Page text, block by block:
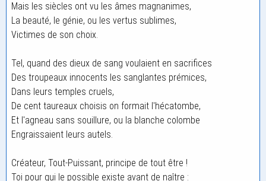
Mais les siècles ont vu les âmes magnanimes,
La beauté, le génie, ou les vertus sublimes,
Victimes de son choix.
Tel, quand des dieux de sang voulaient en sacrifices
Des troupeaux innocents les sanglantes prémices,
Dans leurs temples cruels,
De cent taureaux choisis on formait l'hécatombe,
Et l'agneau sans souillure, ou la blanche colombe
Engraissaient leurs autels.
Créateur, Tout-Puissant, principe de tout être !
Toi pour qui le possible existe avant de naître :